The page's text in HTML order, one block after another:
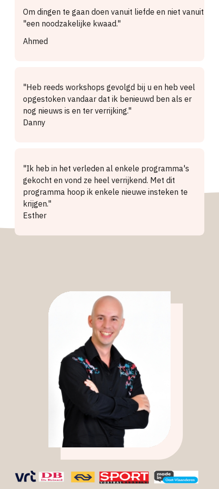
Om dingen te gaan doen vanuit liefde en niet vanuit
"een noodzakelijke kwaad."
Ahmed
"Heb reeds workshops gevolgd bij u en heb veel
opgestoken vandaar dat ik benieuwd ben als er
nog nieuws is en ter verrijking."
Danny
"Ik heb in het verleden al enkele programma's
gekocht en vond ze heel verrijkend. Met dit
programma hoop ik enkele nieuwe insteken te
krijgen."
Esther